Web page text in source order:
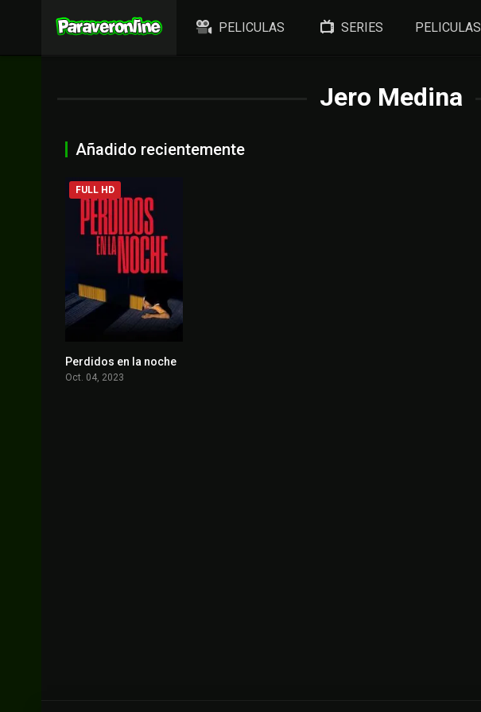
PELICULAS SERIES PELICULAS
Jero Medina
Añadido recientemente
6.1
FULL HD
Perdidos en la noche
Oct. 04, 2023